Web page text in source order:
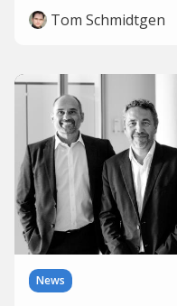
Tom Schmidtgen
News